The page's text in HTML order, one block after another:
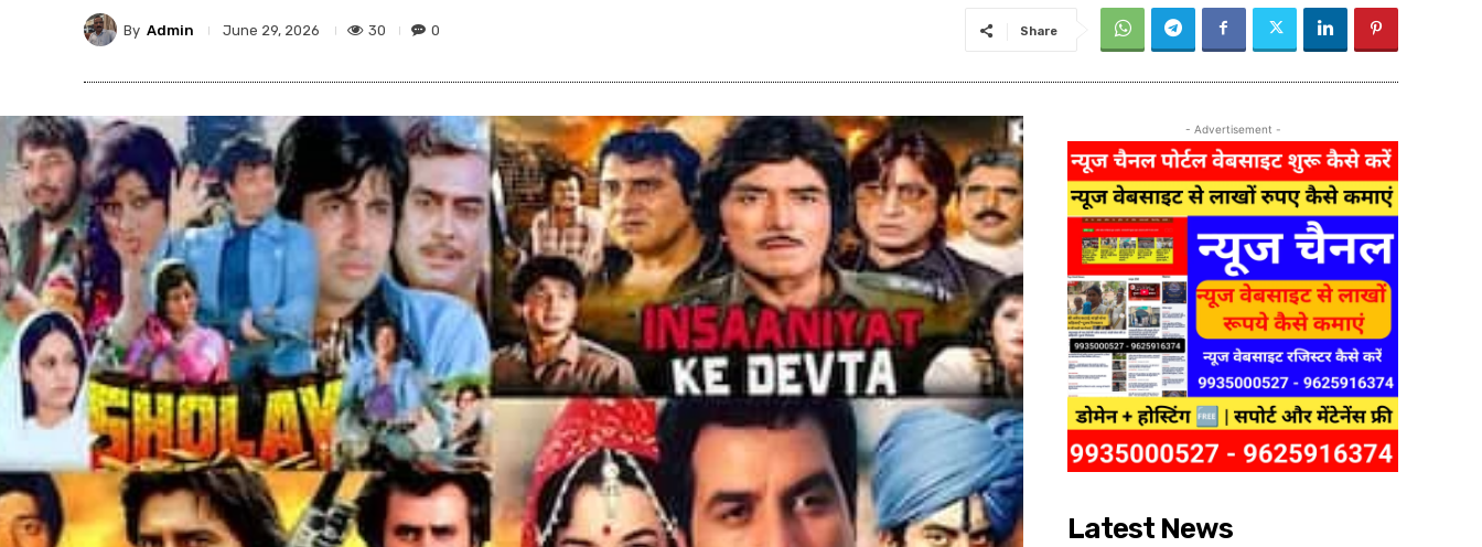
By Admin June 29, 2026 30 0 Share
- Advertisement -
Latest News